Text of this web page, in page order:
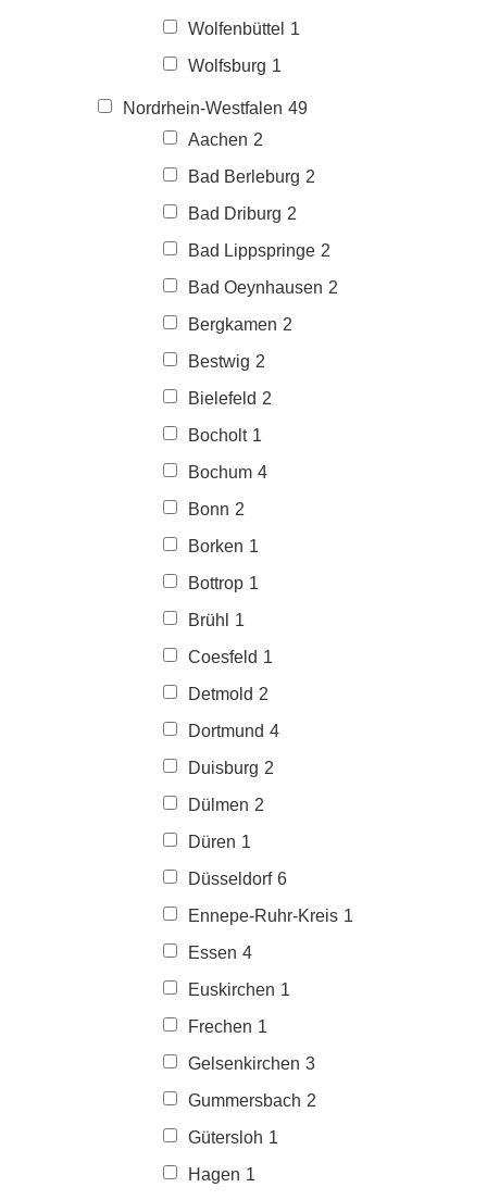
Wolfenbüttel 1
Wolfsburg 1
Nordrhein-Westfalen 49
Aachen 2
Bad Berleburg 2
Bad Driburg 2
Bad Lippspringe 2
Bad Oeynhausen 2
Bergkamen 2
Bestwig 2
Bielefeld 2
Bocholt 1
Bochum 4
Bonn 2
Borken 1
Bottrop 1
Brühl
1
Coesfeld 1
Detmold 2
Dortmund 4
Duisburg 2
Dülmen 2
Düren 1
Düsseldorf 6
Ennepe-Ruhr-Kreis 1
Essen 4
Euskirchen 1
Frechen 1
Gelsenkirchen 3
Gummersbach 2
Gütersloh 1
Hagen 1